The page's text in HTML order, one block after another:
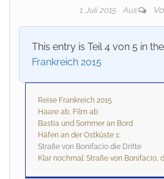
1. Juli 2015 Aus
This entry is Teil 4 von 5 in
Frankreich 2015
Reise Frankreich 2015
Haare ab, Film ab
Bastia und Sommer an Bord
Häfen an der Ostküste 1:
Straße von Bonifacio die Dritte
Klar nochmal: Straße von Bonifacio,